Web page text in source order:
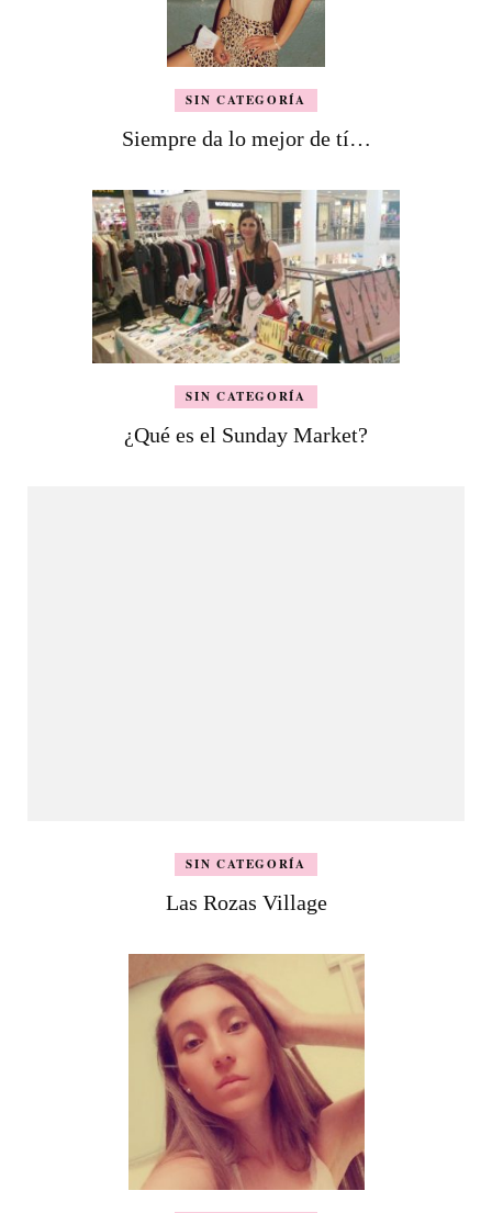
SIN CATEGORÍA
Siempre da lo mejor de tí…
SIN CATEGORÍA
¿Qué es el Sunday Market?
SIN CATEGORÍA
Las Rozas Village